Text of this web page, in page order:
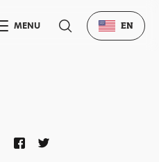
MENU EN